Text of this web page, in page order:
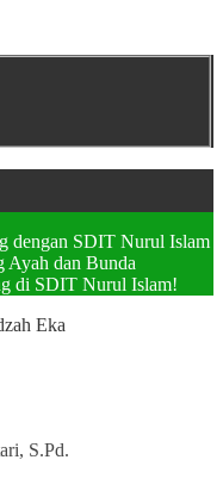
dengan SDIT Nurul Islam
Ayah dan Bunda
di SDIT Nurul Islam!
Eka
S.Pd.